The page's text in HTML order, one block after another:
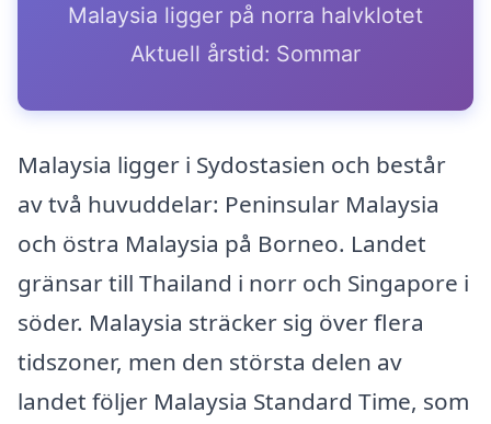
Malaysia ligger på norra halvklotet
Aktuell årstid: Sommar
Malaysia ligger i Sydostasien och består
av två huvuddelar: Peninsular Malaysia
och östra Malaysia på Borneo. Landet
gränsar till Thailand i norr och Singapore i
söder. Malaysia sträcker sig över flera
tidszoner, men den största delen av
landet följer Malaysia Standard Time, som